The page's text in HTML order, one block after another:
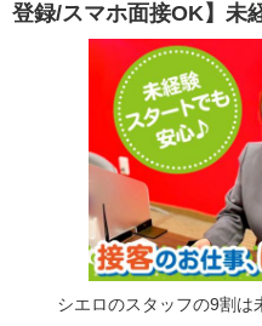
登録/スマホ面接OK】未
シエロのスタッフの9割は